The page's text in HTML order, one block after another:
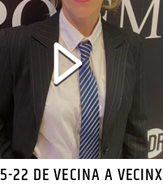
22 DE VECINA A VECINX